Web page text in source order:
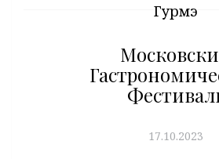
Гурмэ
17.10.2023